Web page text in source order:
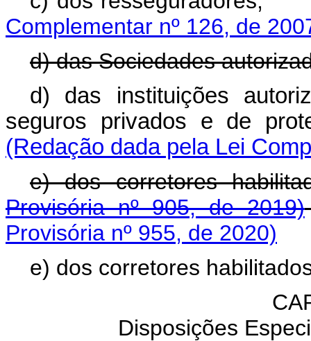
Complementar nº 126, de
d) das Sociedades
d) das instituições
seguros privados e de
(Redação dada pela Lei
e) dos corretores
Provisória nº 905, de 2019)
Provisória nº 955, de 2020)
e) dos corretores
Disposições